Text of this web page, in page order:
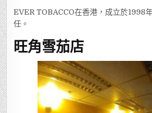
EVER TOBACCO在香港，成立於1998
任。
旺角雪茄店